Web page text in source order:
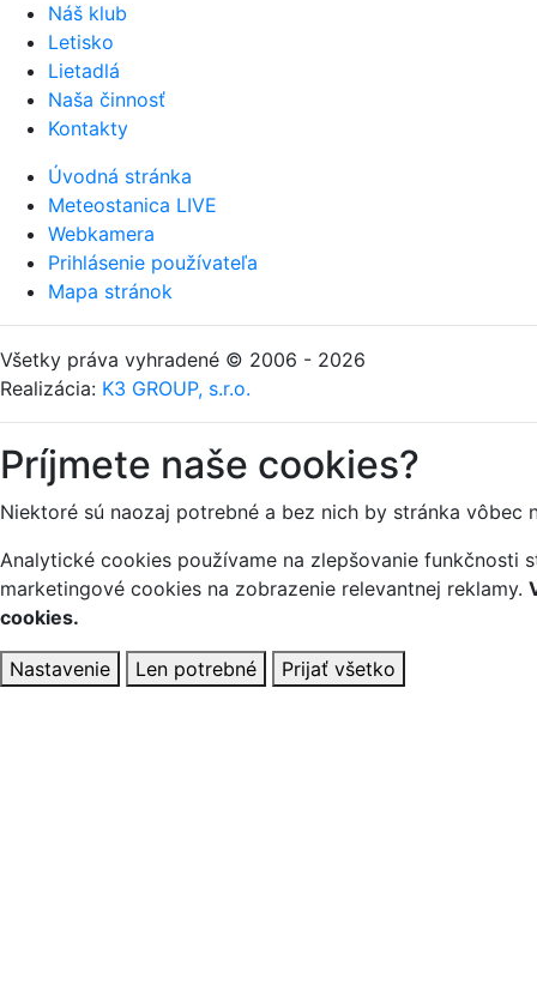
Náš klub
Letisko
Lietadlá
Naša činnosť
Kontakty
Úvodná stránka
Meteostanica LIVE
Webkamera
Prihlásenie používateľa
Mapa stránok
Všetky práva vyhradené © 2006 - 2026
Realizácia: K3 GROUP, s.r.o.
Príjmete naše cookies?
Niektoré sú naozaj potrebné a bez nich by stránka vôbec
Analytické cookies používame na zlepšovanie funkčnosti
marketingové cookies na zobrazenie relevantnej reklamy.
cookies.
Nastavenie Len potrebné Prijať všetko